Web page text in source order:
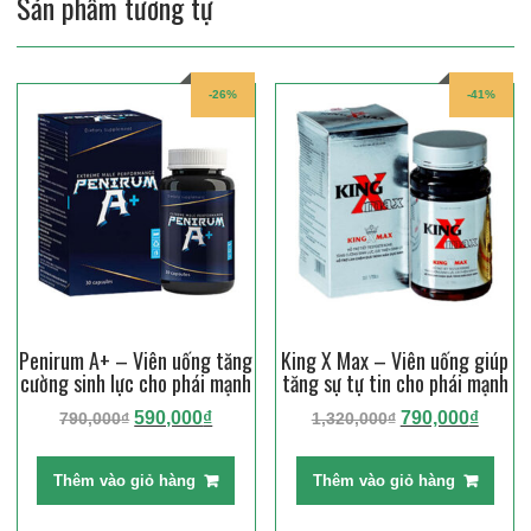
-26%
Penirum A+ – Viên uống tăng
cường sinh lực cho phái mạnh
790,000₫ Giá
790,000₫.
590,000₫Giá
là:
Thêm vào giỏ hàng
-41%
King X Max – Viên uống giúp
tăng sự tự tin cho phái mạnh
1,320,000₫ Giá
1,320,000₫.
790,000₫Giá
Thêm vào giỏ hàng